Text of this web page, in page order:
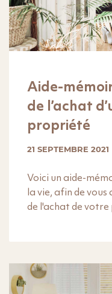
Aide-
de l’achat
propriété
21 SEPTEMBRE 2021
Voici un aide-
la vie, afin de vous
de l'achat de